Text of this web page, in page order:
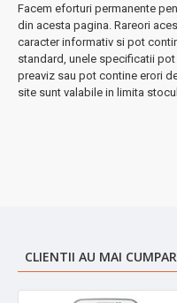
Suprafata ecranului
prealabil cu o carpa
Atentie! nu atingeti
se lipeste pe ecran).
Incepeti aplicarea
Facem eforturi permanente
din acesta pagina. Rareori
caracter informativ si pot
standard, unele specificatii
preaviz sau pot contine erori
site sunt valabile in limita
CLIENTII AU MAI